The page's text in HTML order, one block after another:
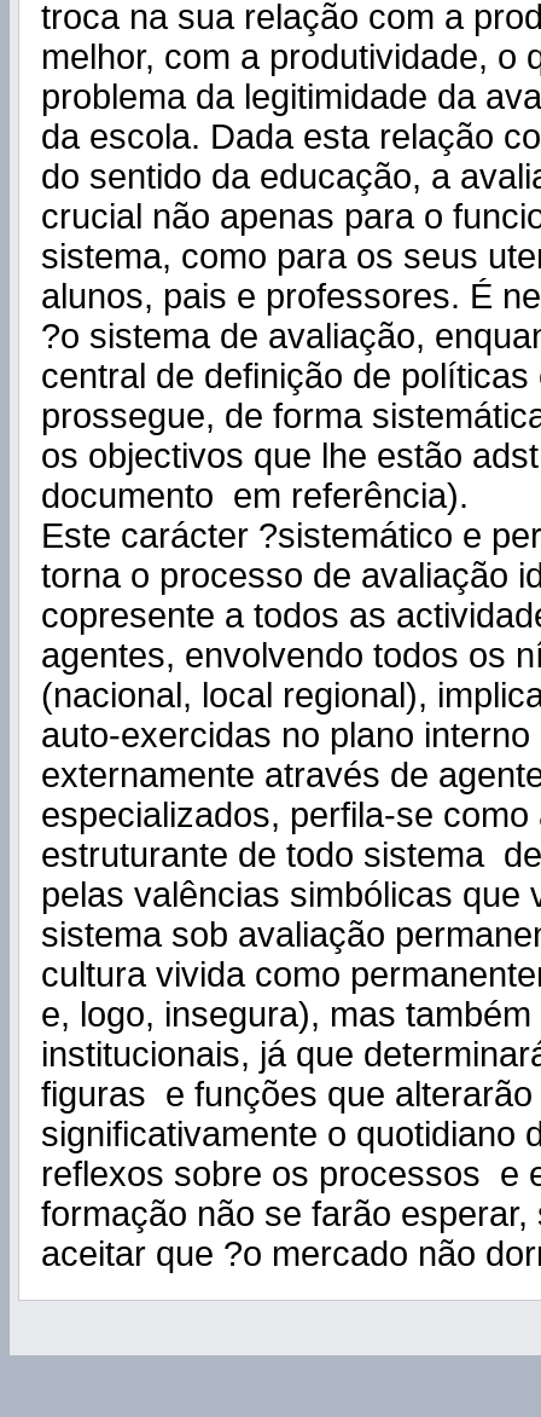
troca na sua relação com a
melhor, com a produtividade, o
problema da legitimidade da
da escola. Dada esta relação
do sentido da educação, a
crucial não apenas para o
sistema, como para os seus
alunos, pais e professores. É
?o sistema de avaliação,
central de definição de políticas
prossegue, de forma
os objectivos que lhe estão
documento em referência).
Este carácter ?sistemático e
torna o processo de avaliação
copresente a todos as
agentes, envolvendo todos os
(nacional, local regional),
auto-exercidas no plano
externamente através de
especializados, perfila-se como
estruturante de todo sistema
pelas valências simbólicas que
sistema sob avaliação
cultura vivida como
e, logo, insegura), mas
institucionais, já que
figuras e funções que alterarão
significativamente o quotidiano
reflexos sobre os processos e
formação não se farão
aceitar que ?o mercado não